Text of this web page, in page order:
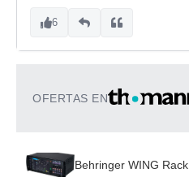
6
OFERTAS EN
Behringer WING Rack